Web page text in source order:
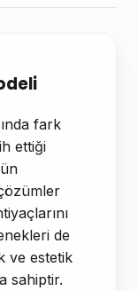
fark
ettiği
de
ve estetik
sahiptir.